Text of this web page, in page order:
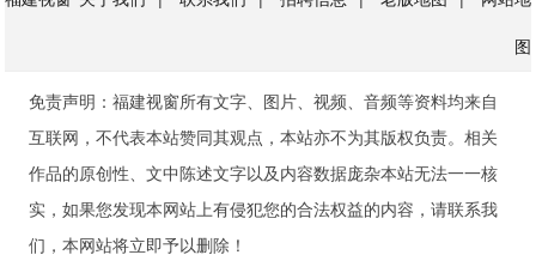
图
免责声明：福建视窗所有文字、图片、视频、音频等资料均来自
互联网，不代表本站赞同其观点，本站亦不为其版权负责。相关
作品的原创性、文中陈述文字以及内容数据庞杂本站无法一一核
实，如果您发现本网站上有侵犯您的合法权益的内容，请联系我
们，本网站将立即予以删除！